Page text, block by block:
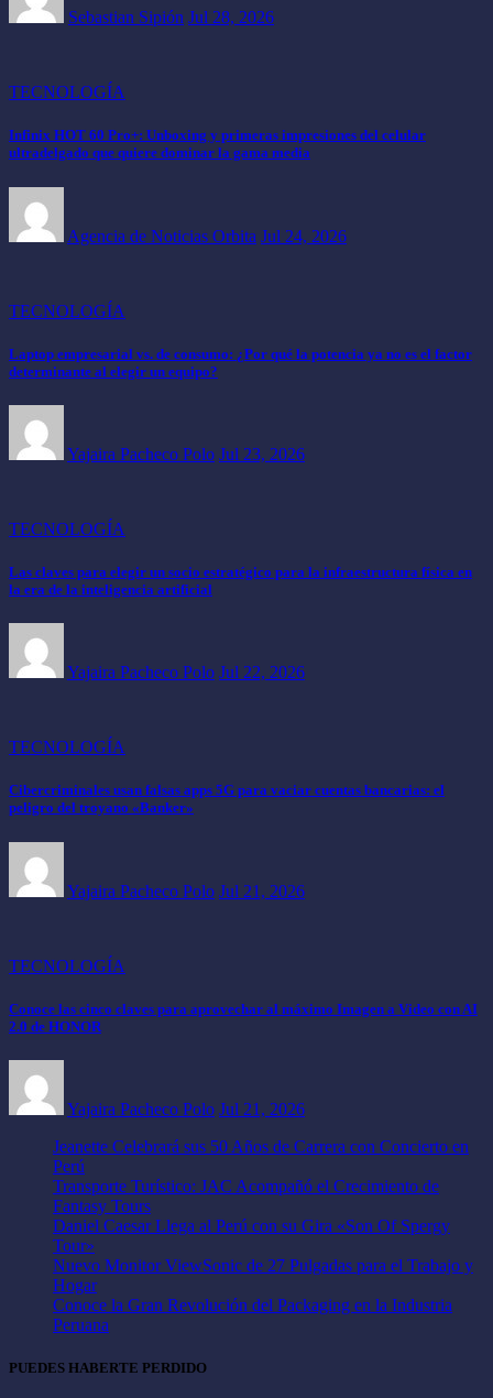
Sebastian Sipión Jul 28, 2026
TECNOLOGÍA
Infinix HOT 60 Pro+: Unboxing y primeras impresiones del celular
ultradelgado que quiere dominar la gama media
Agencia de Noticias Orbita Jul 24, 2026
TECNOLOGÍA
Laptop empresarial vs. de consumo: ¿Por qué la potencia ya no es el factor
determinante al elegir un equipo?
Yajaira Pacheco Polo Jul 23, 2026
TECNOLOGÍA
Las claves para elegir un socio estratégico para la infraestructura física en
la era de la inteligencia artificial
Yajaira Pacheco Polo Jul 22, 2026
TECNOLOGÍA
Cibercriminales usan falsas apps 5G para vaciar cuentas bancarias: el
peligro del troyano «Banker»
Yajaira Pacheco Polo Jul 21, 2026
TECNOLOGÍA
Conoce las cinco claves para aprovechar al máximo Imagen a Video con AI
2.0 de HONOR
Yajaira Pacheco Polo Jul 21, 2026
Jeanette Celebrará sus 50 Años de Carrera con Concierto en
Perú
Transporte Turístico: JAC Acompañó el Crecimiento de
Fantasy Tours
Daniel Caesar Llega al Perú con su Gira «Son Of Spergy
Tour»
Nuevo Monitor ViewSonic de 27 Pulgadas para el Trabajo y
Hogar
Conoce la Gran Revolución del Packaging en la Industria
Peruana
PUEDES HABERTE PERDIDO